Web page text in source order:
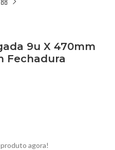
9u X 470mm
Fechadura
agora!